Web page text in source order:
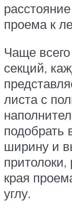
проема к
Чаще
секций,
листа с
подобрать
ширину и
притолоки,
края
углу.